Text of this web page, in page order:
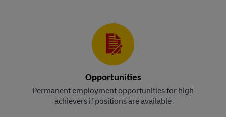
Opportunities
Permanent employment opportunities for high
achievers if positions are available